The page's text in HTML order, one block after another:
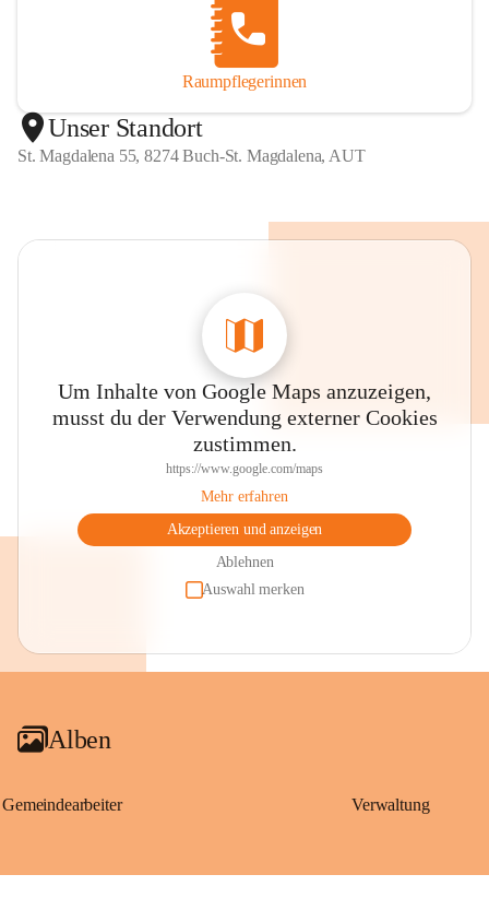
Raumpflegerinnen
Unser Standort
St. Magdalena 55, 8274 Buch-St. Magdalena, AUT
Um Inhalte von Google Maps anzuzeigen,
musst du der Verwendung externer Cookies
zustimmen.
https://www.google.com/maps
Mehr erfahren
Akzeptieren und anzeigen
Ablehnen
Auswahl merken
Alben
Gemeindearbeiter Verwaltung